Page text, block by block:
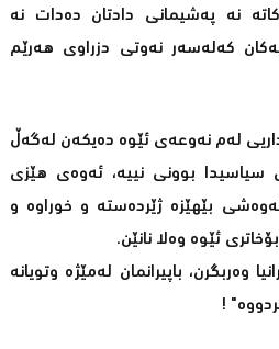
نە پەشیمانی دادتان دەدات نە
کەلەسەر نەوتی دزراوی هەرێم
لەم نەوعەی ئێوە دەیکەن لەگەڵ
سیاسیدا بوونی نییە، ئەوەی هێزی
بێهێزە ژێردەستە و خوراوە و
ئێوە وەلا نانێن.
وەربگرن، باپیرانمان لەمێژە وتویانە
!